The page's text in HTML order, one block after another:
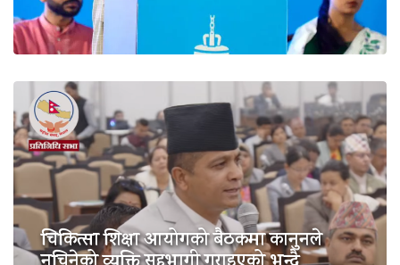
चिकित्सा शिक्षा आयोगको बैठकमा कानुनले